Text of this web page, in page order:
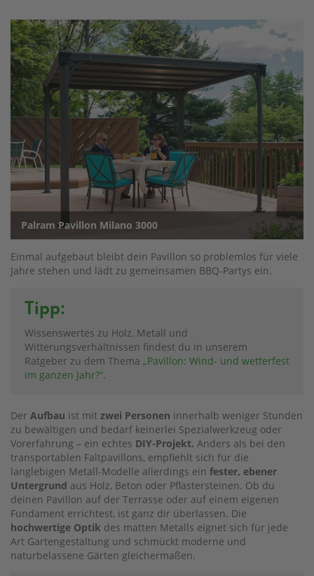
Palram Pavillon Milano 3000
Einmal aufgebaut bleibt dein Pavillon so problemlos für viele
Jahre stehen und lädt zu gemeinsamen BBQ-Partys ein.
Tipp:
Wissenswertes zu Holz, Metall und
Witterungsverhältnissen findest du in unserem
Ratgeber zu dem Thema „Pavillon: Wind- und wetterfest
im ganzen Jahr?“.
Der Aufbau ist mit zwei Personen innerhalb weniger Stunden
zu bewältigen und bedarf keinerlei Spezialwerkzeug oder
Vorerfahrung – ein echtes DIY-Projekt. Anders als bei den
transportablen Faltpavillons, empfiehlt sich für die
langlebigen Metall-Modelle allerdings ein fester, ebener
Untergrund aus Holz, Beton oder Pflastersteinen. Ob du
deinen Pavillon auf der Terrasse oder auf einem eigenen
Fundament errichtest, ist ganz dir überlassen. Die
hochwertige Optik des matten Metalls eignet sich für jede
Art Gartengestaltung und schmückt moderne und
naturbelassene Gärten gleichermaßen.